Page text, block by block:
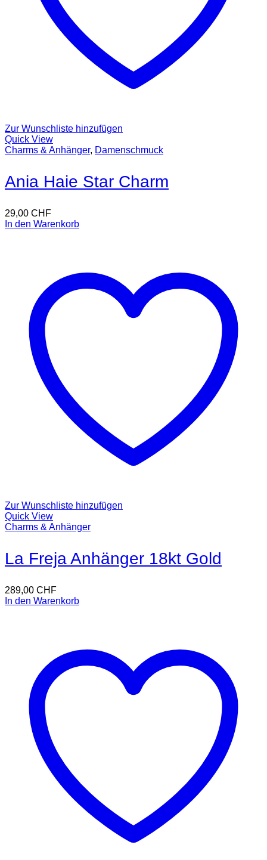
Zur Wunschliste hinzufügen
Quick View
Charms & Anhänger, Damenschmuck
Ania Haie Star Charm
29,00 CHF
In den Warenkorb
Zur Wunschliste hinzufügen
Quick View
Charms & Anhänger
La Freja Anhänger 18kt Gold
289,00 CHF
In den Warenkorb